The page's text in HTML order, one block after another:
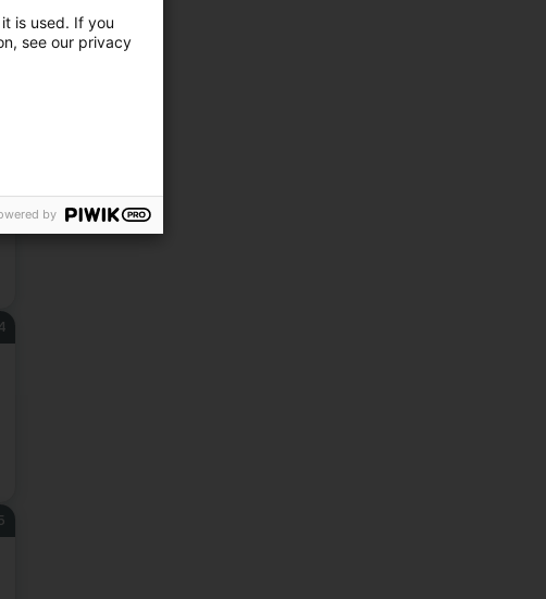
is used. If you
see our privacy
by